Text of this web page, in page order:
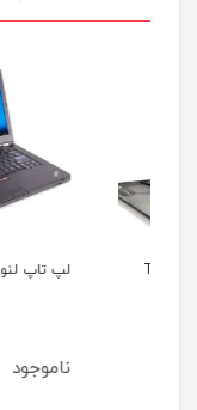
لپ تاپ لنوو Lenovo T420